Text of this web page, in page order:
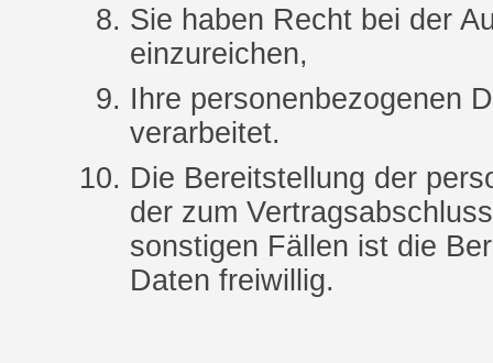
Sie haben Recht bei der
einzureichen,
Ihre personenbezogenen
verarbeitet.
Die Bereitstellung der
der zum
sonstigen Fällen ist die
Daten freiwillig.